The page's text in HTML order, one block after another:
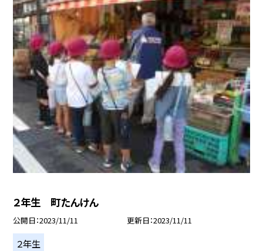
２年生 町たんけん
公開日 2023/11/11 更新日 2023/11/11
２年生